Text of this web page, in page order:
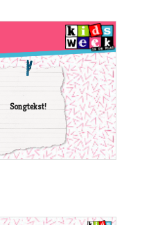
Songtekst!